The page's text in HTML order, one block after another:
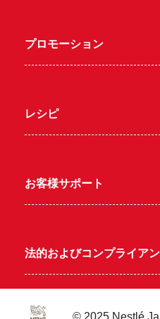
プロモーション
レシピ
お客様サポート
法的およびコンプライア
© 2025 Nestlé